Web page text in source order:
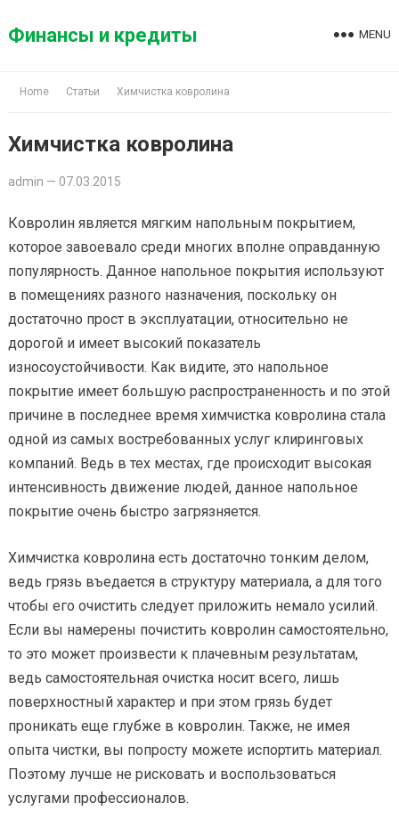
toФинансы и кредиты MENU
Home Статьи Химчистка ковролина
Химчистка ковролина
admin — 07.03.2015
Ковролин является мягким напольным покрытием,
которое завоевало среди многих вполне оправданную
популярность. Данное напольное покрытия используют
в помещениях разного назначения, поскольку он
достаточно прост в эксплуатации, относительно не
дорогой и имеет высокий показатель
износоустойчивости. Как видите, это напольное
покрытие имеет большую распространенность и по этой
причине в последнее время химчистка ковролина стала
одной из самых востребованных услуг клиринговых
компаний. Ведь в тех местах, где происходит высокая
интенсивность движение людей, данное напольное
покрытие очень быстро загрязняется.
Химчистка ковролина есть достаточно тонким делом,
ведь грязь въедается в структуру материала, а для того
чтобы его очистить следует приложить немало усилий.
Если вы намерены почистить ковролин самостоятельно,
то это может произвести к плачевным результатам,
ведь самостоятельная очистка носит всего, лишь
поверхностный характер и при этом грязь будет
проникать еще глубже в ковролин. Также, не имея
опыта чистки, вы попросту можете испортить материал.
Поэтому лучше не рисковать и воспользоваться
услугами профессионалов.